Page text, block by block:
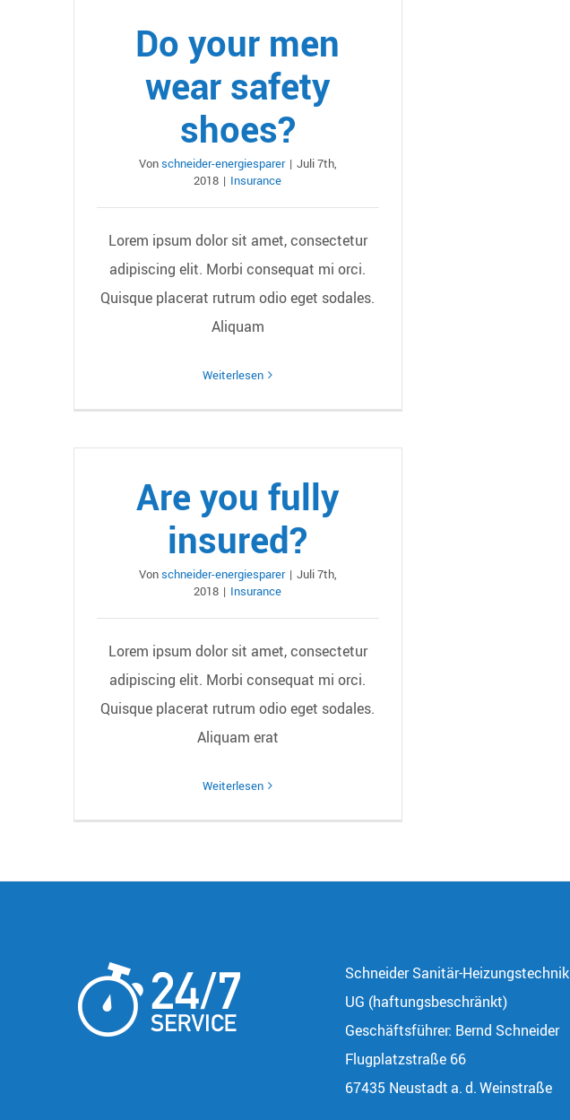
Do your men
wear safety
shoes?
Vonschneider-energiesparer | Juli 7th,
2018 | Insurance
Lorem ipsum dolor sit amet, consectetur
adipiscing elit. Morbi consequat mi orci.
Quisque placerat rutrum odio eget sodales.
Aliquam
Weiterlesen
Are you fully
insured?
Vonschneider-energiesparer | Juli 7th,
2018 | Insurance
Lorem ipsum dolor sit amet, consectetur
adipiscing elit. Morbi consequat mi orci.
Quisque placerat rutrum odio eget sodales.
Aliquam erat
Weiterlesen
Schneider Sanitär-Heizungstechnik
UG (haftungsbeschränkt)
Geschäftsführer: Bernd Schneider
Flugplatzstraße 66
67435 Neustadt a. d. Weinstraße